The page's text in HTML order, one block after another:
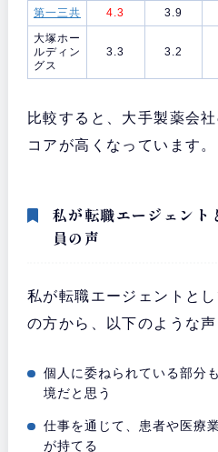
第一三共 4.3 3.9
大塚ホー
ルディン
グス
3.3 3.2
比較すると、大手製薬会
コアが高くなっています。
私が転職エージェント
員の声
私が転職エージェントと
の方から、以下のような声
個人に委ねられている部分
境だと思う
仕事を通じて、患者や医療
が持てる